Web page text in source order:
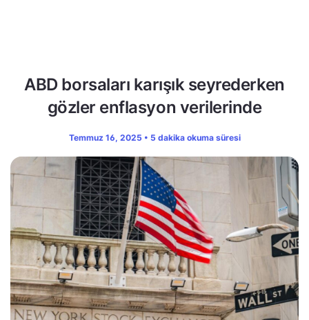
ABD borsaları karışık seyrederken
gözler enflasyon verilerinde
Temmuz 16, 2025 • 5 dakika okuma süresi